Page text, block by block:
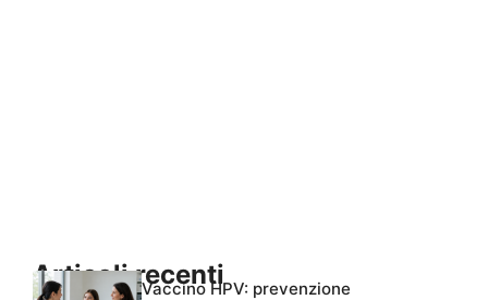
Articoli recentiVaccino HPV: prevenzione